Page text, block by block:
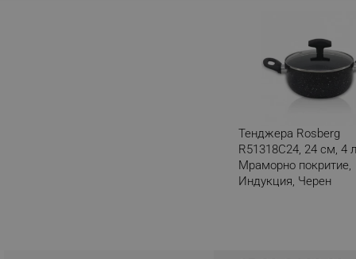
Тенджера Rosberg
R51318C24, 24 см, 4
Мраморно покритие,
Индукция, Черен
_nzm_id_92166-7699
_sgf_user_id
_sgf_session_id
_sgf_test_mode